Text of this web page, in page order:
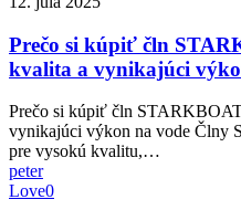
čln
STARKBOAT:
Spoľahlivosť,
kvalita
a
vynikajúci
výkon
na
vode
Prečo si kúpiť čln
kvalita a vynikajúci
Prečo si kúpiť čln
vynikajúci výkon na vode Člny
pre vysokú kvalitu,…
peter
Love0